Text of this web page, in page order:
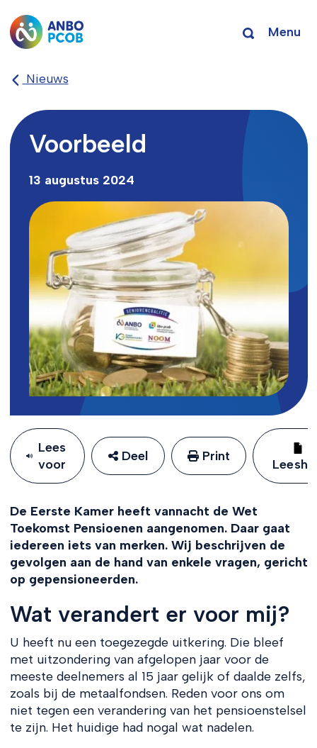
Menu
Nieuws
Voorbeeld
13 augustus 2024
Lees
voor
Deel Print
De Eerste Kamer heeft vannacht de Wet
Toekomst Pensioenen aangenomen. Daar gaat
iedereen iets van merken. Wij beschrijven de
gevolgen aan de hand van enkele vragen, gericht
op gepensioneerden.
Wat verandert er voor mij?
U heeft nu een toegezegde uitkering. Die bleef
met uitzondering van afgelopen jaar voor de
meeste deelnemers al 15 jaar gelijk of daalde zelfs,
zoals bij de metaalfondsen. Reden voor ons om
niet tegen een verandering van het pensioenstelsel
te zijn. Het huidige had nogal wat nadelen.